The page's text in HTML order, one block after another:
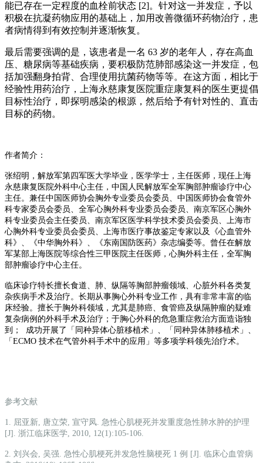
能已存在一定程度的血栓前状态 [2]。针对这一并发症，予以
积极在抗凝药物应用的基础上，加用改善微循环药物治疗，患
者病情得到有效控制并逐渐恢复。
最后需要强调的是，该患者是一名 63 岁的老年人，存在高血
压、糖尿病等基础疾病，要积极防范肺部感染这一并发症，包
括加强翻身拍背、合理使用抗菌药物等等。在这方面，相比于
经验性用药治疗，上海永慈康复医院重症康复科的医生更提倡
目标性治疗，即探明感染的根源，然后给予有针对性的、直击
目标的药物。
作者简介：
张绍明，解放军第四军医大学毕业，医学学士，主任医师，现任上海
永慈康复医院外科中心主任，中国人民解放军全军胸部肿瘤诊疗中心
主任。兼任中国医师协会胸外专业委员会委员、中国医师协会食管外
科专家委员会委员、全军心胸外科专业委员会委员、南京军区心胸外
科专业委员会主任委员、南京军区医学科学技术委员会委员、上海市
心胸外科专业委员会委员、上海市医疗事故鉴定专家以及《心血管外
科》、《中华胸外科》、《东南国防医药》杂志编委等。曾任在解放
军某部上海医院等综合性三甲医院主任医师，心胸外科主任，全军胸
部肿瘤诊疗中心主任。
临床诊疗特长擅长食道、肺、纵隔等胸部肿瘤领域、心脏外科各类复
杂疾病手术及治疗。长期从事胸心外科专业工作，具有非常丰富的临
床经验。擅长于胸外科领域，尤其是肺癌、食管癌及纵隔肿瘤的疑难
复杂病例的外科手术及治疗；于胸心外科的危急重症救治方面造诣独
到； 成功开展了「同种异体心脏移植术」、「同种异体肺移植术」、
「ECMO 技术在气管外科手术中的应用」等多项学科领先治疗术。
参考文献
1. 屈亚新, 唐立荣, 宣守凤. 急性心肌梗死并发重度急性肺水肿的护理
[J]. 浙江临床医学, 2010, 12(1):105-106.
2. 刘兴会, 吴强. 急性心肌梗死并发急性脑梗死 1 例 [J]. 临床心血管病